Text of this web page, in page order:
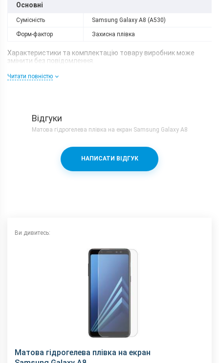
Основні
Сумісність Samsung Galaxy A8 (A530)
Форм-фактор Захисна плівка
Характеристики та комплектацію товару виробник може
змінити без повідомлення.
Читати повністю
Відгуки
Матова гідрогелева плівка на екран Samsung Galaxy A8
НАПИСАТИ ВІДГУК
Ви дивитесь:
Матова гідрогелева плівка на екран